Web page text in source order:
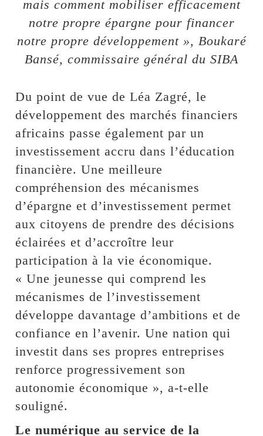
mais comment mobiliser efficacement
notre propre épargne pour financer
notre propre développement », Boukaré
Bansé, commissaire général du SIBA
Du point de vue de Léa Zagré, le
développement des marchés financiers
africains passe également par un
investissement accru dans l’éducation
financière. Une meilleure
compréhension des mécanismes
d’épargne et d’investissement permet
aux citoyens de prendre des décisions
éclairées et d’accroître leur
participation à la vie économique.
« Une jeunesse qui comprend les
mécanismes de l’investissement
développe davantage d’ambitions et de
confiance en l’avenir. Une nation qui
investit dans ses propres entreprises
renforce progressivement son
autonomie économique », a-t-elle
souligné.
Le numérique au service de la